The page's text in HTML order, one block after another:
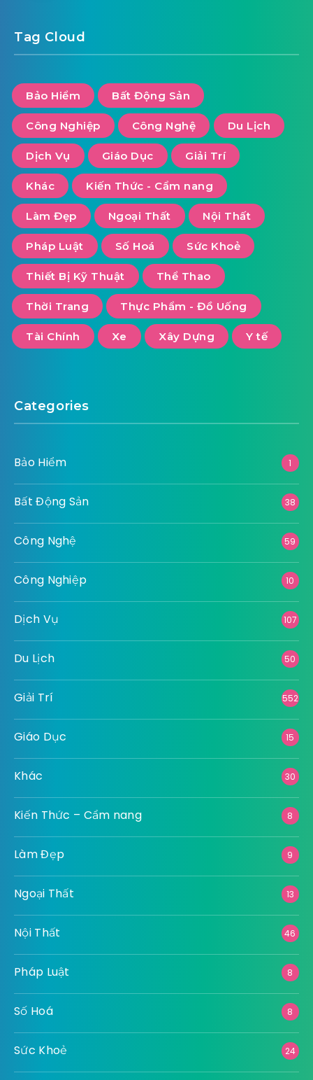
Tag Cloud
Bảo Hiểm Bất Động Sản
Công Nghiệp Công Nghệ Du Lịch
Dịch Vụ Giáo Dục Giải Trí
Khác Kiến Thức - Cẩm nang
Làm Đẹp Ngoại Thất Nội Thất
Pháp Luật Số Hoá Sức Khoẻ
Thiết Bị Kỹ Thuật Thể Thao
Thời Trang Thực Phẩm - Đồ Uống
Tài Chính Xe Xây Dựng Y tế
Categories
Bảo Hiểm 1
Bất Động Sản 38
Công Nghệ 59
Công Nghiệp 10
Dịch Vụ 107
Du Lịch 50
Giải Trí 552
Giáo Dục 15
Khác 30
Kiến Thức – Cẩm nang 8
Làm Đẹp 9
Ngoại Thất 13
Nội Thất 46
Pháp Luật 8
Số Hoá 8
Sức Khoẻ 24